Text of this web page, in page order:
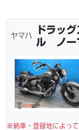
ヤマハ
ドラッ
ル ノー
※納車・登録地によって